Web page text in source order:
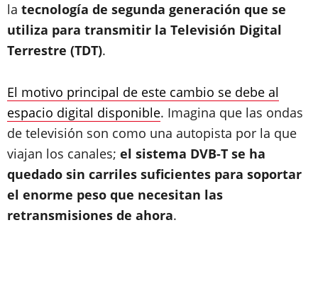
la tecnología de segunda generación que se
utiliza para transmitir la Televisión Digital
Terrestre (TDT).
El motivo principal de este cambio se debe al
espacio digital disponible. Imagina que las ondas
de televisión son como una autopista por la que
viajan los canales; el sistema DVB-T se ha
quedado sin carriles suficientes para soportar
el enorme peso que necesitan las
retransmisiones de ahora.